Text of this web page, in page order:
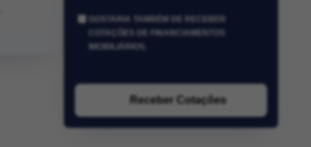
GOSTARIA TAMBÉM DE RECEBER
COTAÇÕES DE FINANCIAMENTOS
IMOBILIÁRIOS.
Receber Cotações